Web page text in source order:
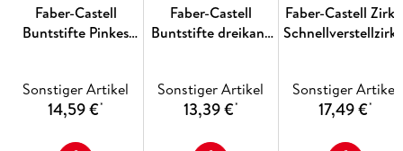
Faber-Castell
Buntstifte Pinkes
Sonstiger Artikel
14,59 €*
Faber-Castell
Buntstifte dreikant
Sonstiger Artikel
13,39 €*
Faber-Castell
Sonstiger Artikel
17,49 €*